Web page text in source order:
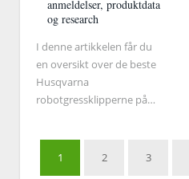
anmeldelser, produktdata
og research
I denne artikkelen får du
en oversikt over de beste
Husqvarna
robotgressklipperne på
1 2 3